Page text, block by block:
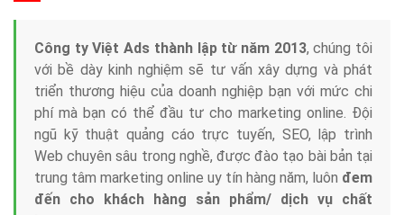
Công ty Việt Ads thành lập từ năm 2013, chúng tôi
với bề dày kinh nghiệm sẽ tư vấn xây dựng và phát
triển thương hiệu của doanh nghiệp bạn với mức chi
phí mà bạn có thể đầu tư cho marketing online. Đội
ngũ kỹ thuật quảng cáo trực tuyến, SEO, lập trình
Web chuyên sâu trong nghề, được đào tạo bài bản tại
trung tâm marketing online uy tín hàng năm, luôn đem
đến cho khách hàng sản phẩm/ dịch vụ chất